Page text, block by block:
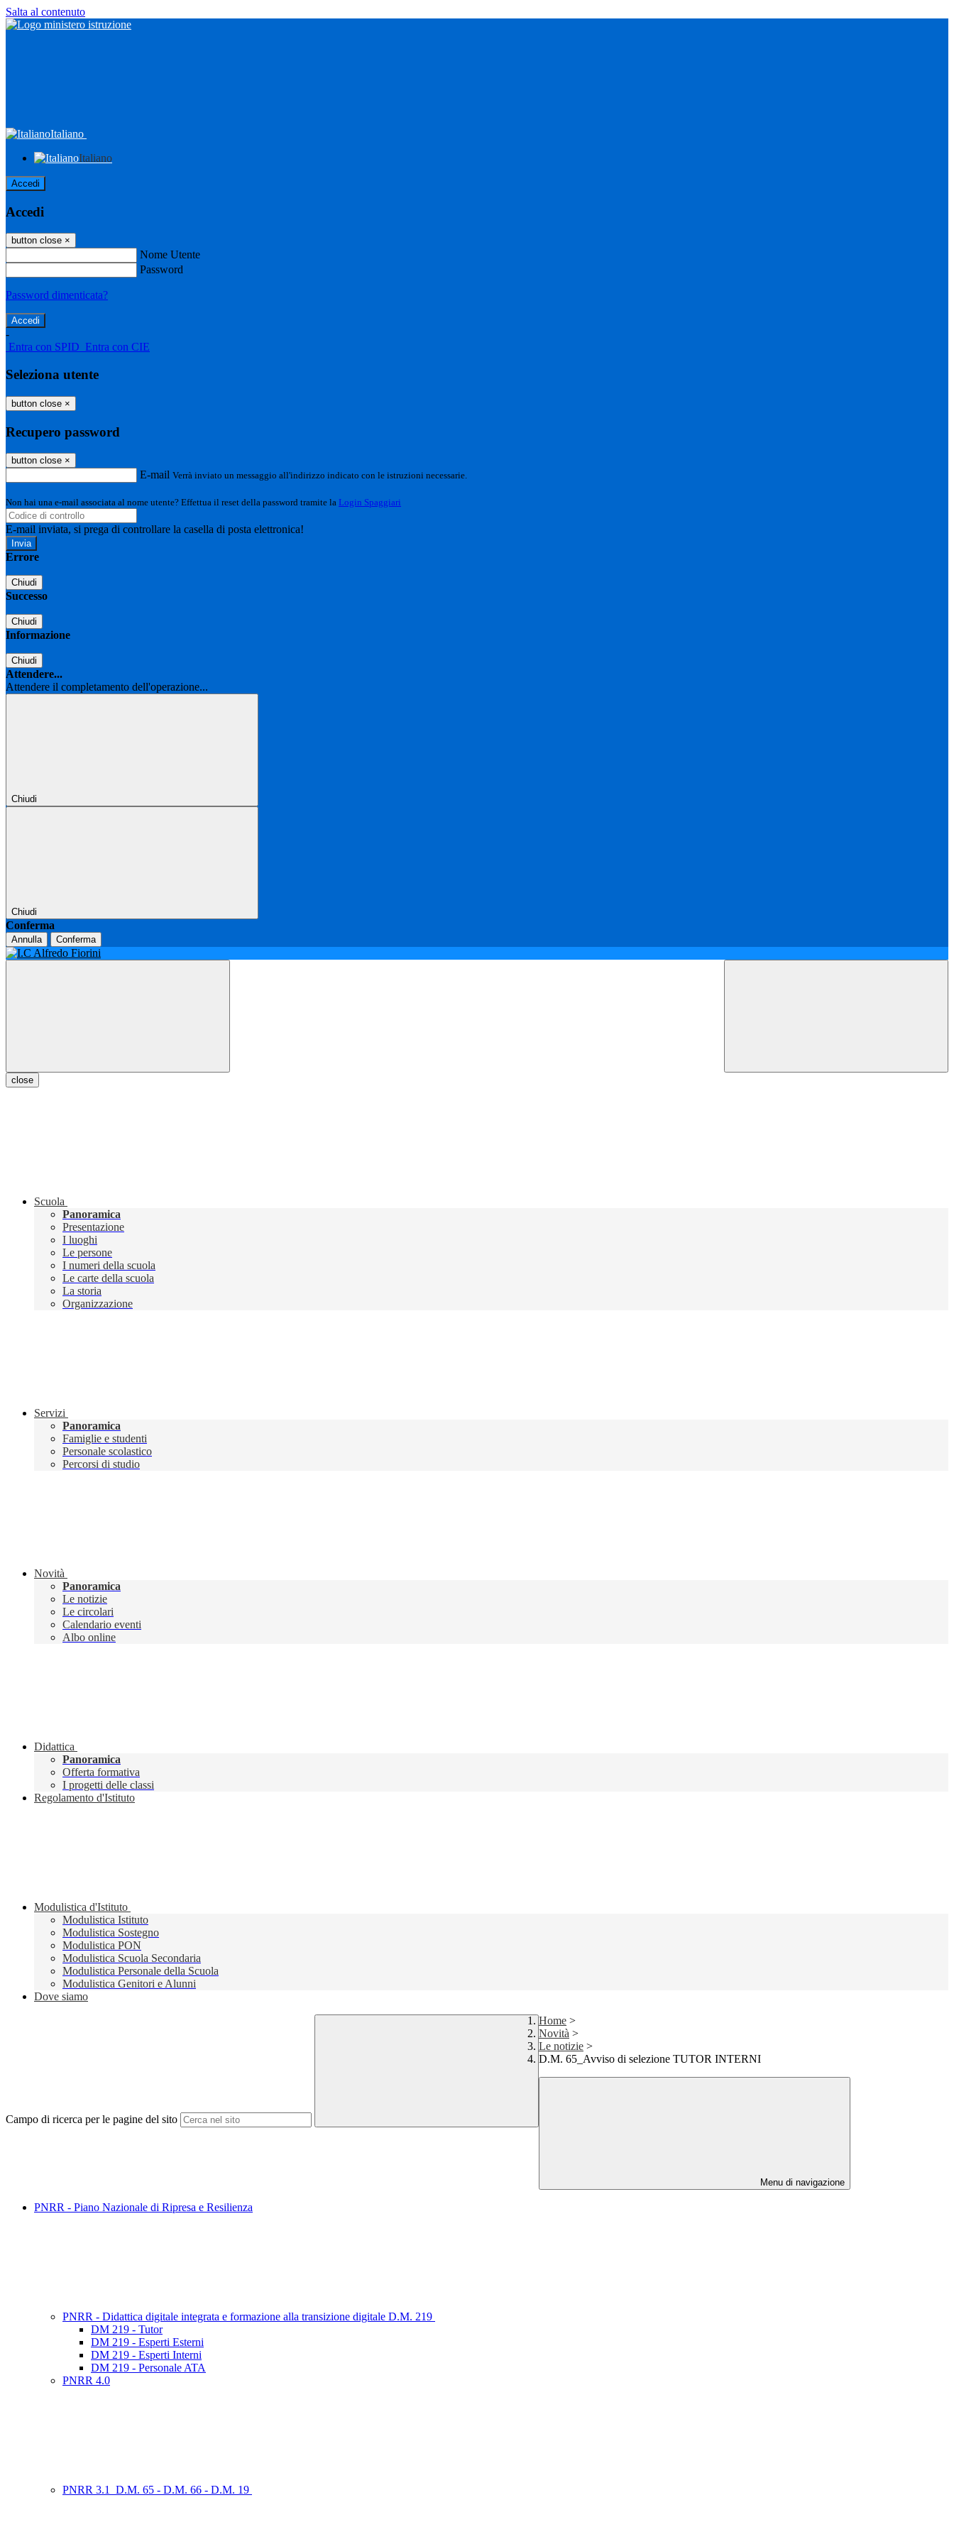
Salta al contenuto
Italiano
Italiano
Accedi
Accedi
button close ×
Nome Utente
Password
Password dimenticata?
-
Entra con SPID Entra con CIE
Seleziona utente
button close ×
Recupero password
button close ×
E-mail Verrà inviato un messaggio all'indirizzo indicato con le istruzioni necessarie.
Non hai una e-mail associata al nome utente? Effettua il reset della password tramite la Login Spaggiari
E-mail inviata, si prega di controllare la casella di posta elettronica!
Errore
Chiudi
Successo
Chiudi
Informazione
Chiudi
Attendere...
Attendere il completamento dell'operazione...
Chiudi
Chiudi
Conferma
Annulla Conferma
close
Scuola
Panoramica
Presentazione
I luoghi
Le persone
I numeri della scuola
Le carte della scuola
La storia
Organizzazione
Servizi
Panoramica
Famiglie e studenti
Personale scolastico
Percorsi di studio
Novità
Panoramica
Le notizie
Le circolari
Calendario eventi
Albo online
Didattica
Panoramica
Offerta formativa
I progetti delle classi
Regolamento d'Istituto
Modulistica d'Istituto
Modulistica Istituto
Modulistica Sostegno
Modulistica PON
Modulistica Scuola Secondaria
Modulistica Personale della Scuola
Modulistica Genitori e Alunni
Dove siamo
Campo di ricerca per le pagine del sito
Home >
Novità >
Le notizie >
D.M. 65_Avviso di selezione TUTOR INTERNI
Menu di navigazione
PNRR - Piano Nazionale di Ripresa e Resilienza
PNRR - Didattica digitale integrata e formazione alla transizione digitale D.M. 219
DM 219 - Tutor
DM 219 - Esperti Esterni
DM 219 - Esperti Interni
DM 219 - Personale ATA
PNRR 4.0
PNRR 3.1_D.M. 65 - D.M. 66 - D.M. 19